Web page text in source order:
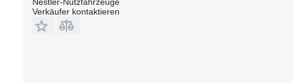
Verkäufer kontaktieren